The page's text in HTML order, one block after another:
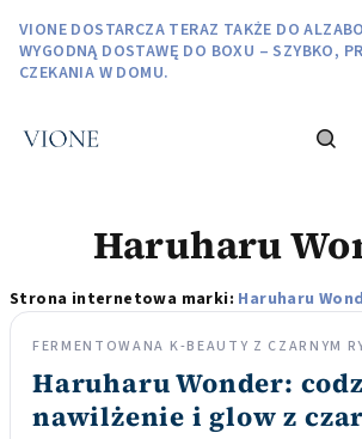
treści
VIONE DOSTARCZA TERAZ TAKŻE DO
WYGODNĄ DOSTAWĘ DO BOXU – SZYBKO,
CZEKANIA W DOMU.
Haruharu
Strona internetowa marki: Haruharu
FERMENTOWANA K-BEAUTY Z CZARNYM
Haruharu Wonder:
nawilżenie i glow z